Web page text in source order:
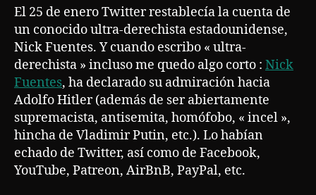
El 25 de enero Twitter restablecía la cuenta de
un conocido ultra-derechista estadounidense,
Nick Fuentes. Y cuando escribo « ultra-
derechista » incluso me quedo algo corto : Nick
Fuentes, ha declarado su admiración hacia
Adolfo Hitler (además de ser abiertamente
supremacista, antisemita, homófobo, « incel »,
hincha de Vladimir Putin, etc.). Lo habían
echado de Twitter, así como de Facebook,
YouTube, Patreon, AirBnB, PayPal, etc.